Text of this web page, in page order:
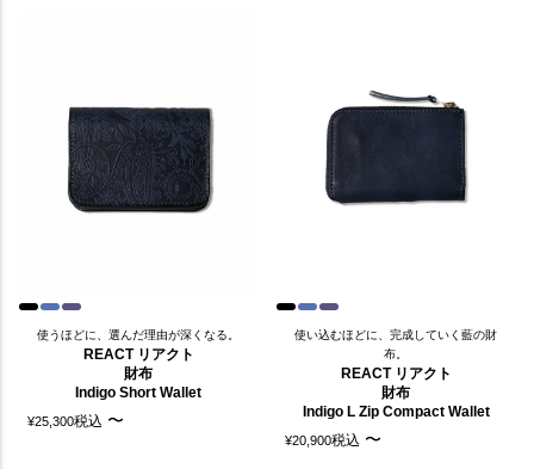
使うほどに、選んだ理由が深くなる。
REACT リアクト
財布
Indigo Short Wallet
¥25,300税込 〜
使い込むほどに、完成していく藍の財
布。
REACT リアクト
財布
Indigo L Zip Compact Wallet
¥20,900税込 〜